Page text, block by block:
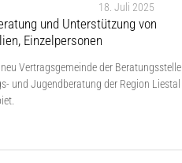
18. Juli 2025
und Unterstützung von
Einzelpersonen
Vertragsgemeinde der Beratungsstelle
und Jugendberatung der Region Liestal